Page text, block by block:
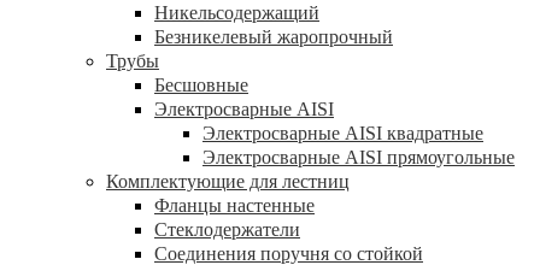
Никельсодержащий
Безникелевый жаропрочный
Трубы
Бесшовные
Электросварные AISI
Электросварные AISI квадратные
Электросварные AISI прямоугольные
Комплектующие для лестниц
Фланцы настенные
Стеклодержатели
Соединения поручня со стойкой